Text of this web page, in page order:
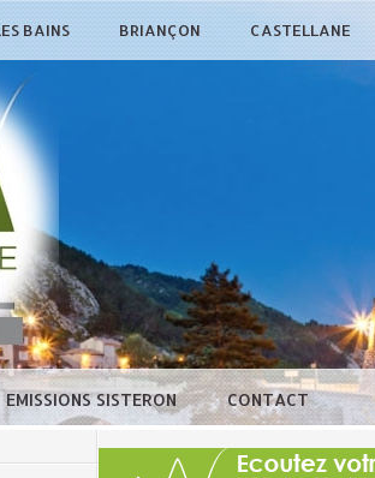
BAINS BRIANÇON CASTELLANE
EMISSIONS SISTERON CONTACT